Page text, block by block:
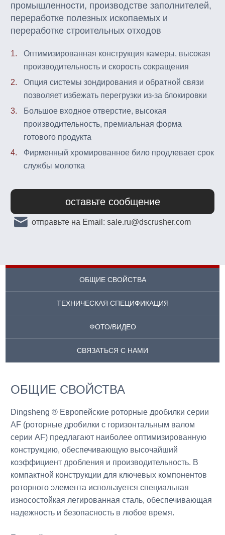
промышленности, производстве заполнителей,
переработке полезных ископаемых и
переработке строительных отходов
1.
Оптимизированная конструкция камеры, высокая
производительность и скорость сокращения
2.
Опция системы зондирования и обратной связи
позволяет избежать перегрузки из-за блокировки
3.
Большое входное отверстие, высокая
производительность, премиальная форма
готового продукта
4.
Фирменный хромированное било продлевает срок
службы молотка
оставьте сообщение
отправьте на Email: sale.ru@dscrusher.com
ОБЩИЕ СВОЙСТВА
ТЕХНИЧЕСКАЯ СПЕЦИФИКАЦИЯ
ФОТО/ВИДЕО
СВЯЗАТЬСЯ С НАМИ
ОБЩИЕ СВОЙСТВА
Dingsheng ® Европейские роторные дробилки серии
AF (роторные дробилки с горизонтальным валом
серии AF) предлагают наиболее оптимизированную
конструкцию, обеспечивающую высочайший
коэффициент дробления и производительность. В
компактной конструкции для ключевых компонентов
роторного элемента используется специальная
износостойкая легированная сталь, обеспечивающая
надежность и безопасность в любое время.